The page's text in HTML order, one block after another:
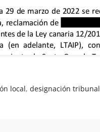
local,designación tribunal